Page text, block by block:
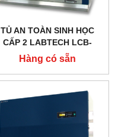
TỦ AN TOÀN SINH HỌC
CẤP 2 LABTECH LCB-
0123B-A2, TYPE A2
Hàng có sẵn